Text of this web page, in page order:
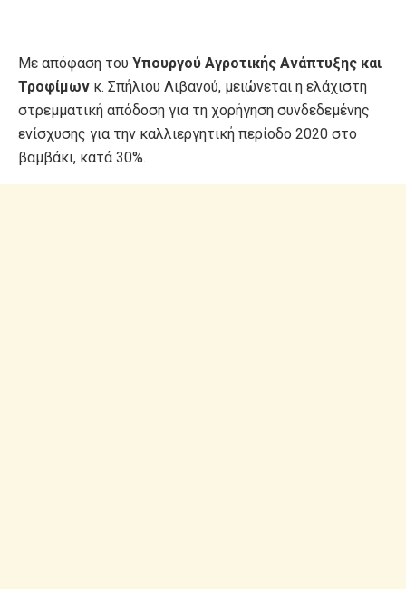
Με απόφαση του Υπουργού Αγροτικής Ανάπτυξης και
Τροφίμων κ. Σπήλιου Λιβανού, μειώνεται η ελάχιστη
στρεμματική απόδοση για τη χορήγηση συνδεδεμένης
ενίσχυσης για την καλλιεργητική περίοδο 2020 στο
βαμβάκι, κατά 30%.